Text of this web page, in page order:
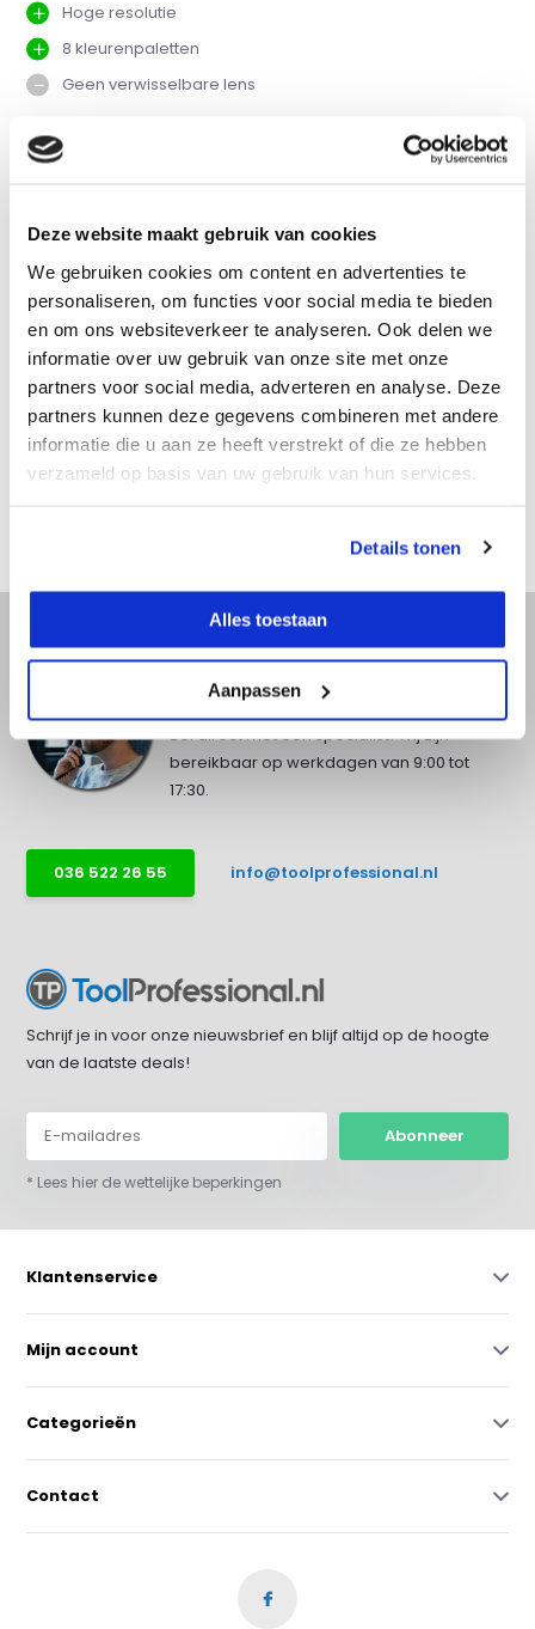
Deze website maakt gebruik van cookies
We gebruiken cookies om content en advertenties te
personaliseren, om functies voor social media te bieden
en om ons websiteverkeer te analyseren. Ook delen we
informatie over uw gebruik van onze site met onze
partners voor social media, adverteren en analyse. Deze
partners kunnen deze gegevens combineren met andere
informatie die u aan ze heeft verstrekt of die ze hebben
verzameld op basis van uw gebruik van hun services.
Details tonen
Alles toestaan
Aanpassen
Hoge resolutie
8 kleurenpaletten
Geen verwisselbare lens
Vergelijk
Productomschrijving
Eigenschappen
Specificaties
Reviews
Advies nodig?
Bel direct met een specialist! Wij zijn
bereikbaar op werkdagen van 9:00 tot
17:30.
036 522 26 55 info@toolprofessional.nl
Schrijf je in voor onze nieuwsbrief en blijf altijd op de hoogte
van de laatste deals!
Abonneer
* Lees hier de wettelijke beperkingen
Klantenservice
Mijn account
Categorieën
Contact